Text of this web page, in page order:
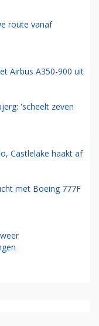
route vanaf
Airbus A350-900 uit
'scheelt zeven
Castlelake haakt af
met Boeing 777F